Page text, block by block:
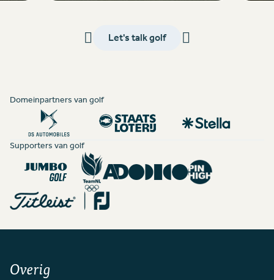
Let's talk golf
Domeinpartners van golf
Supporters van golf
Overig